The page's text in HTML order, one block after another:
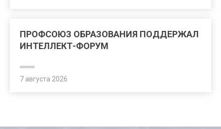
ПРОФСОЮЗ ОБРАЗОВАНИЯ ПОДДЕРЖАЛ
ИНТЕЛЛЕКТ-ФОРУМ
7 августа 2026